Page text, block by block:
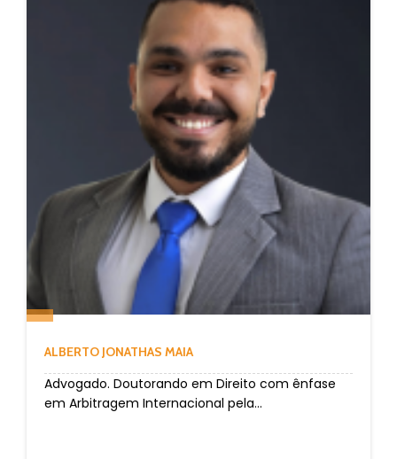
ALBERTO JONATHAS MAIA
Advogado. Doutorando em Direito com ênfase
em Arbitragem Internacional pela...